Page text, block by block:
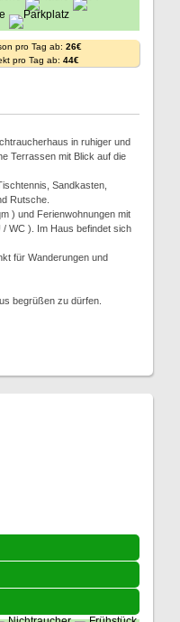
pro Tag ab: 26€
pro Tag ab: 44€
in ruhiger und
Terrassen mit Blick auf die
Sandkasten,
Rutsche.
) und Ferienwohnungen mit
WC ). Im Haus befindet sich
für Wanderungen und
begrüßen zu dürfen.